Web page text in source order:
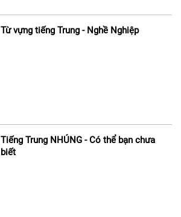
Từ vựng tiếng Trung - Nghề Nghiệp
Tiếng Trung NHÚNG - Có thể bạn chưa
biết